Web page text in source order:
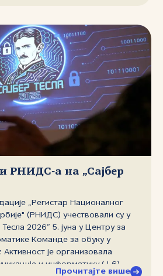
кроз стандарде IDNA 2008 и
(LGR). Регина Фушкова из
је стање усвајања
посебним освртом на резултате
IDNWorldReport.eu. Кључни
да је тржиште IDN‑ова и
и у благом паду, да се техничка
побољшава, али да свест
препрека ширем усвајању.
РНИДС‑а на „Сајбер
„Регистар Националног
(РНИДС) учествовали су у
2026” 5. јуна у Центру за
Команде за обуку у
је организовала
и информатику (Ј‑6)
Прочитајте више